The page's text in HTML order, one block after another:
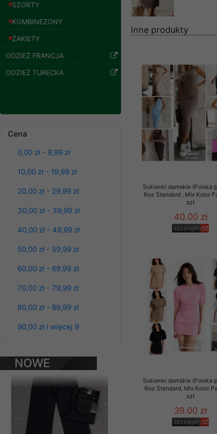
SZORTY
KOMBINEZONY
ŻAKIETY
ODZIEŻ FRANCJA
ODZIEŻ TURECKA
Cena
0,00 zł - 9,99 zł
10,00 zł - 19,99 zł
20,00 zł - 29,99 zł
30,00 zł - 39,99 zł
40,00 zł - 49,99 zł
50,00 zł - 59,99 zł
60,00 zł - 69,99 zł
70,00 zł - 79,99 zł
80,00 zł - 89,99 zł
90,00 zł i więcej 9
NOWE
PRODUKTY
Kolor Paczka 10 szt
szczegóły
Spodnie damskie
szczegóły
Inne produkty
Sukienki damskie (Polska
Roz Standard , Mix Kolor
szt
40.00 zł
szczegóły
Sukienki damskie (Polska
Roz Standard, Mix Kolor
szt
39.00 zł
szczegóły
znajdziesz
Wyrażenie zgody jest
wpływa na zgodność
Dodatkowe
Twoich danych,
podejmowaniu
danych osobowych)
Polityka prywatności
Zapewniamy naszym
Dane osobowe
Klientów
pracownicy Sklepu.
Każdy Klient, który
ich weryfikacji,
Sklep nie
chyba że dzieje się
prawa organów
Nasz Sklep
przez nasz serwer i
może wpłynąć na
Klienta przechowują
• sesji
• ostatnio